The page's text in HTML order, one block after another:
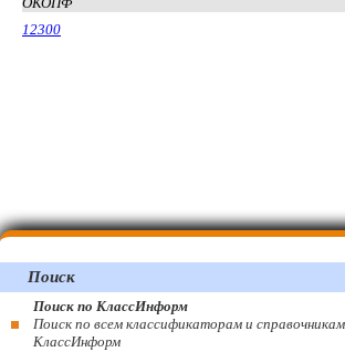
12300
Поиск
Поиск по КлассИнформ
Поиск по всем классификаторам и
КлассИнформ